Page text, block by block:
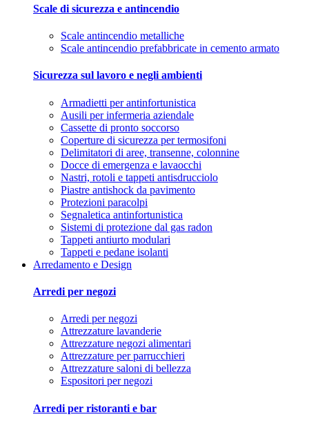
Scale di sicurezza e antincendio
Scale antincendio metalliche
Scale antincendio prefabbricate in cemento armato
Sicurezza sul lavoro e negli ambienti
Armadietti per antinfortunistica
Ausili per infermeria aziendale
Cassette di pronto soccorso
Coperture di sicurezza per termosifoni
Delimitatori di aree, transenne, colonnine
Docce di emergenza e lavaocchi
Nastri, rotoli e tappeti antisdrucciolo
Piastre antishock da pavimento
Protezioni paracolpi
Segnaletica antinfortunistica
Sistemi di protezione dal gas radon
Tappeti antiurto modulari
Tappeti e pedane isolanti
Arredamento e Design
Arredi per negozi
Arredi per negozi
Attrezzature lavanderie
Attrezzature negozi alimentari
Attrezzature per parrucchieri
Attrezzature saloni di bellezza
Espositori per negozi
Arredi per ristoranti e bar